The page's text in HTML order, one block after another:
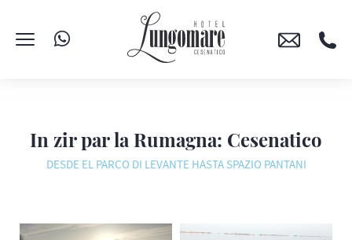
In zir par la Rumagna: Cesenatico
DESDE EL PARCO DI LEVANTE HASTA SPAZIO PANTANI